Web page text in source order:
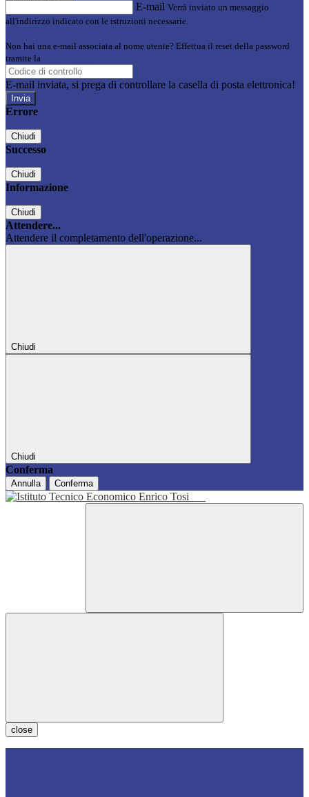
E-mail Verrà inviato un messaggio
all'indirizzo indicato con le istruzioni necessarie.
Non hai una e-mail associata al nome utente? Effettua il reset della password
tramite la
E-mail inviata, si prega di controllare la casella di posta elettronica!
Errore
Chiudi
Successo
Chiudi
Informazione
Chiudi
Attendere...
Attendere il completamento dell'operazione...
Chiudi
Chiudi
Conferma
Annulla Conferma
close